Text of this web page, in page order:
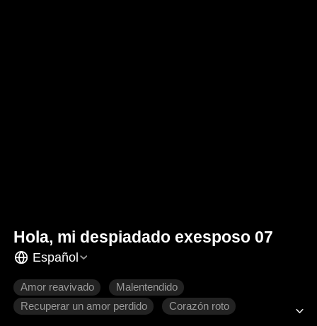
Hola, mi despiadado exesposo 07
Español
Amor reavivado
Malentendido
Recuperar un amor perdido
Corazón roto